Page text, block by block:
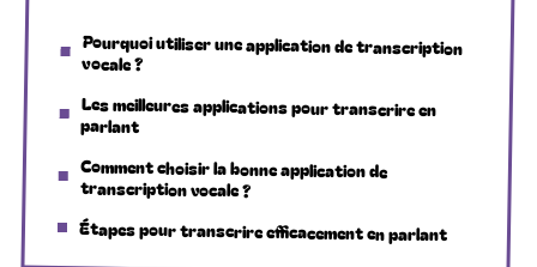
Pourquoi utiliser une application de transcription
vocale ?
Les meilleures applications pour transcrire en
parlant
Comment choisir la bonne application de
transcription vocale ?
Étapes pour transcrire efficacement en parlant